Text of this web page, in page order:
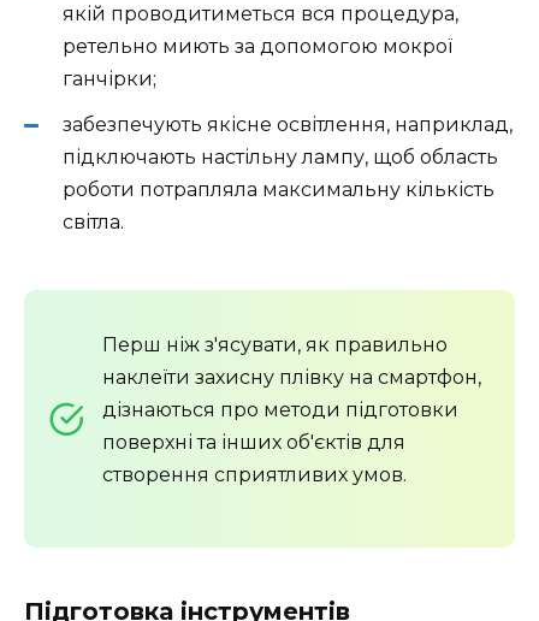
якій проводитиметься вся процедура,
ретельно миють за допомогою мокрої
ганчірки;
забезпечують якісне освітлення, наприклад,
підключають настільну лампу, щоб область
роботи потрапляла максимальну кількість
світла.
Перш ніж з'ясувати, як правильно
наклеїти захисну плівку на смартфон,
дізнаються про методи підготовки
поверхні та інших об'єктів для
створення сприятливих умов.
Підготовка інструментів